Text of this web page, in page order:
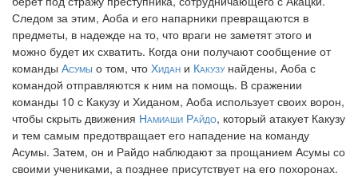
Следом за этим, Аоба и его напарники превращаются в
предметы, в надежде на то, что враги не заметят этого и
можно будет их схватить. Когда они получают сообщение от
команды Асумы о том, что Хидан и Какузунайдены, Аоба с
командой отправляются к ним на помощь. В сражении
команды 10 с Какузу и Хиданом, Аоба использует своих ворон,
чтобы скрыть движения Намиаши Райдо, который атакует Какузу
и тем самым предотвращает его нападение на команду
Асумы. Затем, он и Райдо наблюдают за прощанием Асумы со
своими учениками, а позднее присутствует на его похоронах.